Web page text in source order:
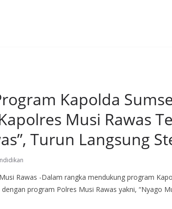
Kapolda
Musi Rawas
Turun Langsung
Rawas -Dalam rangka mendukung program
program Polres Musi Rawas yakni, “Nyago